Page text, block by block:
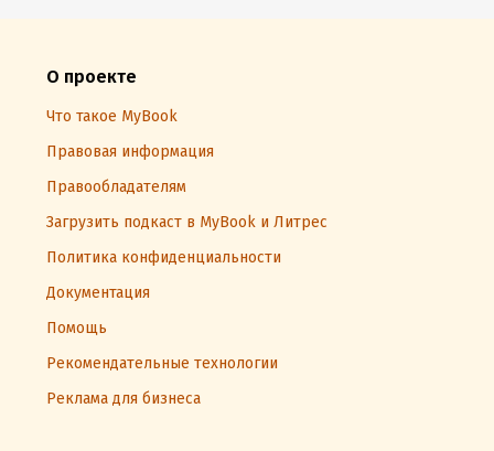
О проекте
Что такое MyBook
Правовая информация
Правообладателям
Загрузить подкаст в MyBook и Литрес
Политика конфиденциальности
Документация
Помощь
Рекомендательные технологии
Реклама для бизнеса